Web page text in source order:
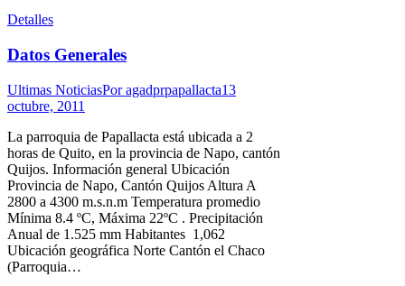
Detalles
Datos Generales
Ultimas NoticiasPoragadprpapallacta13
octubre, 2011
La parroquia de Papallacta está ubicada a 2
horas de Quito, en la provincia de Napo, cantón
Quijos. Información general Ubicación
Provincia de Napo, Cantón Quijos Altura A
2800 a 4300 m.s.n.m Temperatura promedio
Mínima 8.4 ºC, Máxima 22ºC . Precipitación
Anual de 1.525 mm Habitantes 1,062
Ubicación geográfica Norte Cantón el Chaco
(Parroquia…